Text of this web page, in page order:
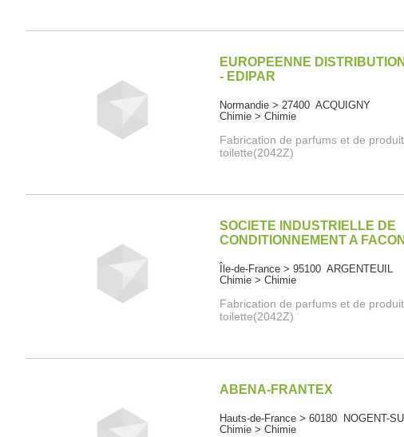
EUROPEENNE
- EDIPAR
Normandie > 27400 ACQUIGNY
Chimie > Chimie
Fabrication de parfums et de
toilette(2042Z)
SOCIETE INDUSTRIELLE DE
CONDITIONNEMENT A
Île-de-France > 95100 ARGENTEUIL
Chimie > Chimie
Fabrication de parfums et de
toilette(2042Z)
ABENA-FRANTEX
Hauts-de-France > 60180 NOGENT-
Chimie > Chimie